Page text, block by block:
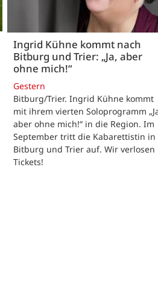
Ingrid Kühne kommt nach
Bitburg und Trier: „Ja, aber
ohne mich!“
Gestern
Bitburg/Trier. Ingrid Kühne kommt
mit ihrem vierten Soloprogramm
aber ohne mich!“ in die Region. Im
September tritt die Kabarettistin in
Bitburg und Trier auf. Wir verlosen
Tickets!